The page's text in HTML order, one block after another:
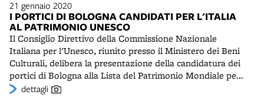
Novanta, è composta di abiti fatti di svariati materiali, a
volte indossati durante sue perfomance, come in Daniela
ha perso il treno del 1999. Assieme alle sculture-abito
sono presentate altre opere - ad esempio una complessa
installazione in metallo scuro nel cortile - alcuni video e
un libro pubblicato dall'editore Corraini, contenente un
dialogo di Sissi con l'artista Christian Holstad.
21 gennaio 2020
I PORTICI DI BOLOGNA CANDIDATI PER L'ITALIA
AL PATRIMONIO UNESCO
Il Consiglio Direttivo della Commissione Nazionale
Italiana per l'Unesco, riunito presso il Ministero dei Beni
Culturali, delibera la presentazione della candidatura dei
portici di Bologna alla Lista del Patrimonio Mondiale per
il 2020. L'esito si avrà nel 2021 a Parigi. Bologna vanta 62
dettagli